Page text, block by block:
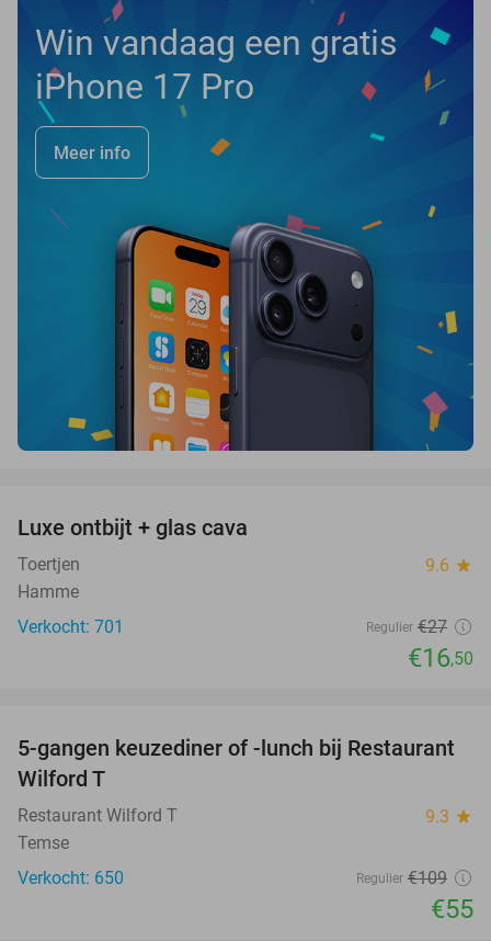
Win vandaag een gratis
iPhone 17 Pro
Meer info
Luxe ontbijt + glas cava
Toertjen 9.6 star
Hamme
Verkocht: 701
Regulier €27
€16,50
50%
5-gangen keuzediner of -lunch bij Restaurant
Wilford T
Restaurant Wilford T 9.3 star
Temse
Verkocht: 650
Regulier €109
€55